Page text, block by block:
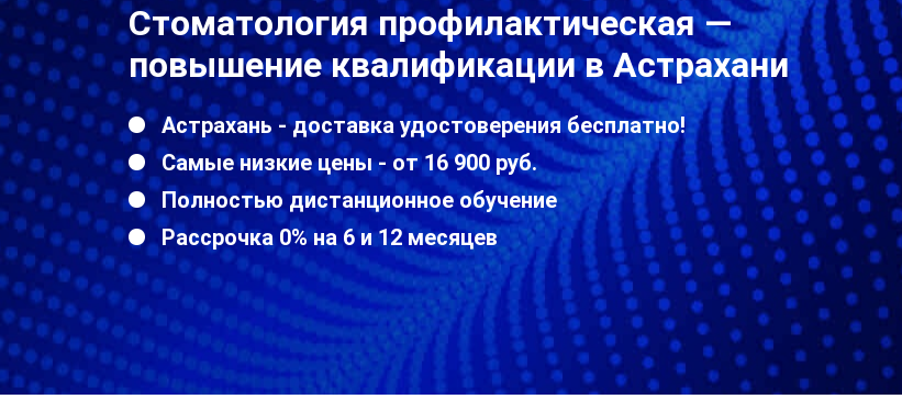
Стоматология профилактическая —
повышение квалификации в Астрахани
Астрахань - доставка удостоверения бесплатно!
Самые низкие цены - от 16 900 руб.
Полностью дистанционное обучение
Рассрочка 0% на 6 и 12 месяцев